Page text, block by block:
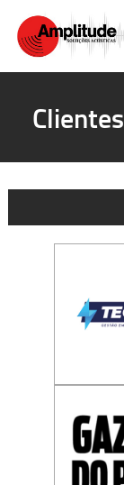
Clientes